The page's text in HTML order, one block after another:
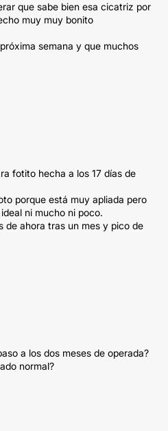
que sabe bien esa cicatriz por
muy muy bonito
semana y que muchos
fotito hecha a los 17 días de
porque está muy apliada pero
ni mucho ni poco.
de ahora tras un mes y pico de
a los dos meses de operada?
normal?